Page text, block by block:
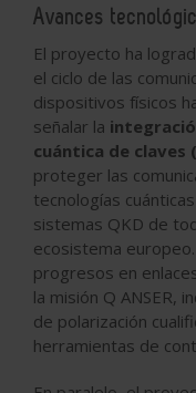
Avances
El proyecto ha
el ciclo de las
dispositivos físicos
señalar la
cuántica de claves
proteger las
tecnologías
sistemas QKD de
ecosistema
progresos en
la misión Q ANSER,
de polarización
herramientas de